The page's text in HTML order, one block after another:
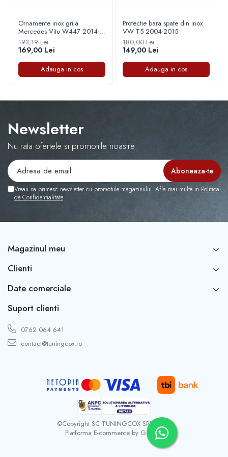
Capace r16 Dacia
Capace r16 Daewo
Capace r16 Fiat
Capace r16 Ford
Capace r16 Hyundai
Capace r16 Kia
Capace r16 Mercedes-Benz
Capace r16 Mitsubishi
Capace r16 Opel
Capace r16 Peugeot
Capace r16 Seat
Capace r16 SUV 4x4
Capace r16 Volvo
Capace roti marimea 12'
Ornamente inox grila
Mercedes Vito W447 2014-
2020
193,19 Lei
169,00 Lei
Adauga in cos
Protectie bara spate din inox
VW T5 2004-2015
180,00 Lei
149,00 Lei
Adauga in cos
Newsletter
Nu rata ofertele si promotiile noastre
Vreau sa primesc newsletter cu promotiile magazinului. Afla mai multe in Politica
de Confidentialitate
Magazinul meu
Clienti
Date comerciale
Suport clienti
0762 064 641
contact@tuningcox.ro
©Copyright SC TUNINGCOX SRL 2026
Platforma E-commerce by Gomag